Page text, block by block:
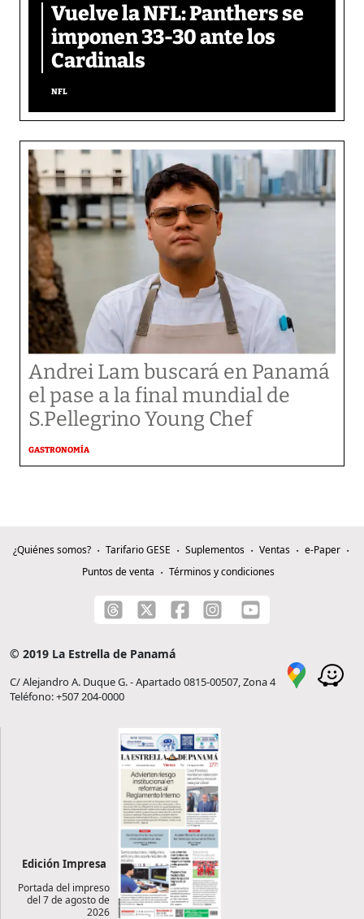
Vuelve la NFL: Panthers se
imponen 33-30 ante los
Cardinals
NFL
Andrei Lam buscará en Panamá
el pase a la final mundial de
S.Pellegrino Young Chef
GASTRONOMÍA
¿Quiénes somos? Tarifario GESE Suplementos Ventas
e-Paper
Puntos de venta
Términos y condiciones
© 2019 La Estrella de Panamá
C/ Alejandro A. Duque G. - Apartado 0815-00507, Zona 4
Teléfono: +507 204-0000
Edición Impresa
Portada del impreso
del 7 de agosto de
2026